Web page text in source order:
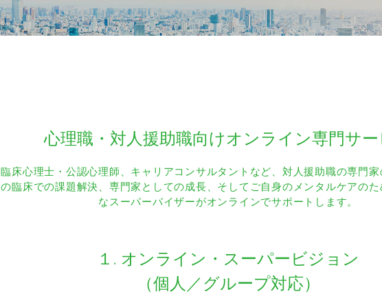
心理職・対人援助職向けオンライン専門サー
臨床心理士・公認心理師、キャリアコンサルタントなど、対人援助職の専門家
の臨床での課題解決、専門家としての成長、そしてご自身のメンタルケアの
なスーパーバイザーがオンラインでサポートします。
１. オンライン・スーパービジョン
（個人／グループ対応）